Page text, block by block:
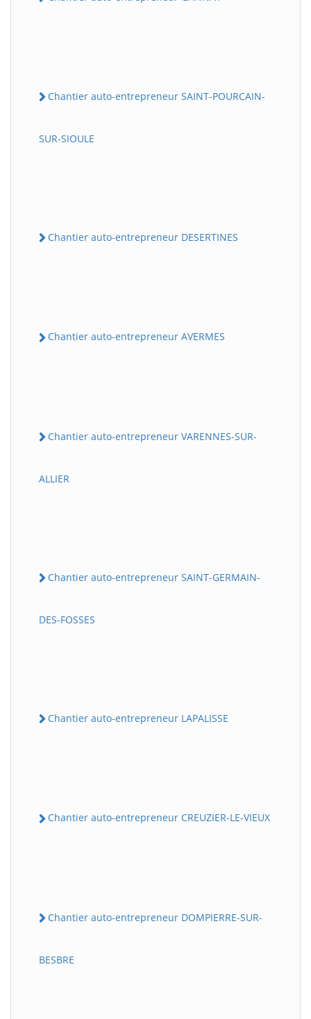
Chantier auto-entrepreneur SAINT-POURCAIN-
SUR-SIOULE
Chantier auto-entrepreneur DESERTINES
Chantier auto-entrepreneur AVERMES
Chantier auto-entrepreneur VARENNES-SUR-
ALLIER
Chantier auto-entrepreneur SAINT-GERMAIN-
DES-FOSSES
Chantier auto-entrepreneur LAPALISSE
Chantier auto-entrepreneur CREUZIER-LE-VIEUX
Chantier auto-entrepreneur DOMPIERRE-SUR-
BESBRE